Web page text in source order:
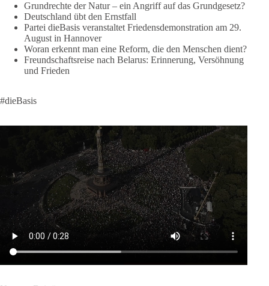
✅ Michael Aggiliedis (AG Frieden der Partei dieBasis)
✅ Chris Barth (Klartext Rheinmain)
✅ Guy Dawson (Sänger)
✅ Nina Maleika (Sängerin, Moderatorin)
✅ Daniel Langhans, Menschenrechtsaktivist
✅ Bundesvorstandsmitglieder der Partei dieBasis, u.v.m.
und ein dieBasis-Fahnenmeer.
Alle Mitglieder und Friedensfreunde sind aufgerufen, nach
Hannover zu kommen.
#friedensdemo #hannover
266 23 44 Auf Facebook ansehen
DieBasis
Grundrechte der Natur – ein Angriff auf das Grundgesetz?
Deutschland übt den Ernstfall
Partei dieBasis veranstaltet Friedensdemonstration am 29.
August in Hannover
Woran erkennt man eine Reform, die den Menschen dient?
Freundschaftsreise nach Belarus: Erinnerung, Versöhnung
und Frieden
#dieBasis